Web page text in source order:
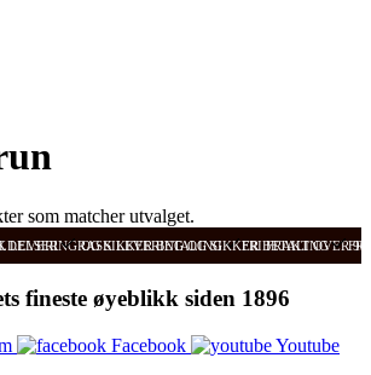
som matcher utvalget.
LEVERING OG SIKKER BETALING FRI FRAKT OVER
RASK LEVERING OG SIKKER BETALING
fineste øyeblikk siden 1896
Facebook
Youtube